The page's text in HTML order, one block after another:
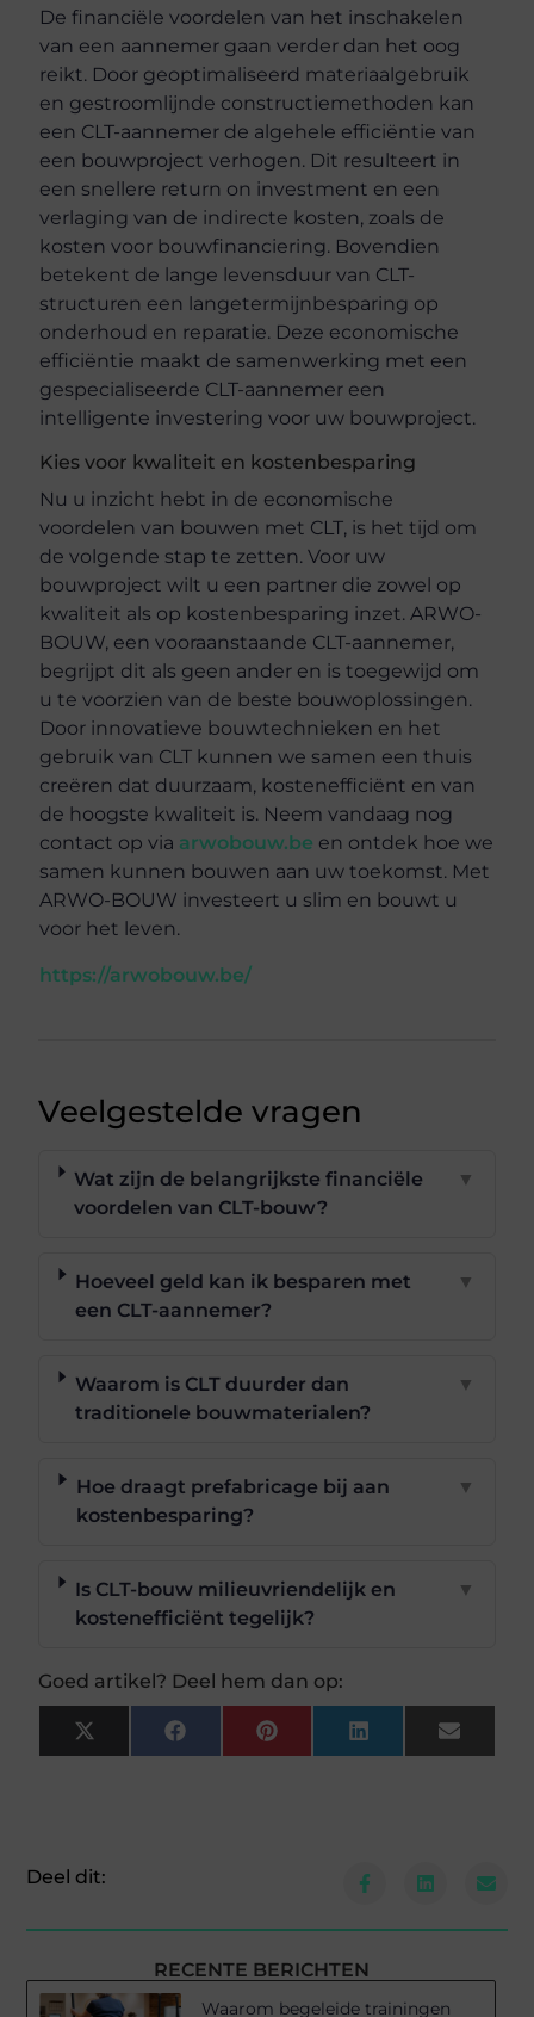
De financiële voordelen van het inschakelen
van een aannemer gaan verder dan het oog
reikt. Door geoptimaliseerd materiaalgebruik
en gestroomlijnde constructiemethoden kan
een CLT-aannemer de algehele efficiëntie van
een bouwproject verhogen. Dit resulteert in
een snellere return on investment en een
verlaging van de indirecte kosten, zoals de
kosten voor bouwfinanciering. Bovendien
betekent de lange levensduur van CLT-
structuren een langetermijnbesparing op
onderhoud en reparatie. Deze economische
efficiëntie maakt de samenwerking met een
gespecialiseerde CLT-aannemer een
intelligente investering voor uw bouwproject.
Kies voor kwaliteit en kostenbesparing
Nu u inzicht hebt in de economische
voordelen van bouwen met CLT, is het tijd om
de volgende stap te zetten. Voor uw
bouwproject wilt u een partner die zowel op
kwaliteit als op kostenbesparing inzet. ARWO-
BOUW, een vooraanstaande CLT-aannemer,
begrijpt dit als geen ander en is toegewijd om
u te voorzien van de beste bouwoplossingen.
Door innovatieve bouwtechnieken en het
gebruik van CLT kunnen we samen een thuis
creëren dat duurzaam, kostenefficiënt en van
de hoogste kwaliteit is. Neem vandaag nog
contact op via arwobouw.be en ontdek hoe we
samen kunnen bouwen aan uw toekomst. Met
ARWO-BOUW investeert u slim en bouwt u
voor het leven.
https://arwobouw.be/
Veelgestelde vragen
Wat zijn de belangrijkste financiële
voordelen van CLT-bouw?
▼
Hoeveel geld kan ik besparen met
een CLT-aannemer?
▼
Waarom is CLT duurder dan
traditionele bouwmaterialen?
▼
Hoe draagt prefabricage bij aan
kostenbesparing?
▼
Is CLT-bouw milieuvriendelijk en
kostenefficiënt tegelijk?
▼
Goed artikel? Deel hem dan op:
X
(Twitter)
FacebookPinterestLinkedInEmail
Deel dit:
RECENTE BERICHTEN
Waarom begeleide trainingen